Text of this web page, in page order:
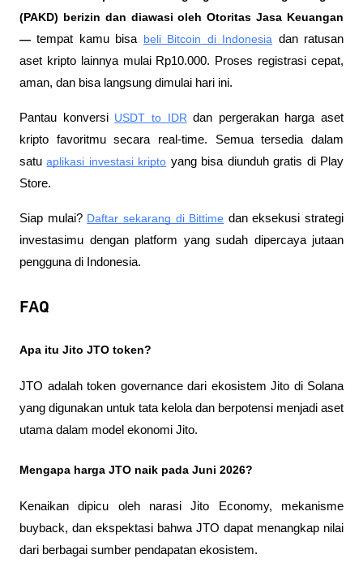
(PAKD) berizin dan diawasi oleh Otoritas Jasa Keuangan
— tempat kamu bisa beli Bitcoin di Indonesia dan ratusan
aset kripto lainnya mulai Rp10.000. Proses registrasi cepat,
aman, dan bisa langsung dimulai hari ini.
Pantau konversi USDT to IDR dan pergerakan harga aset
kripto favoritmu secara real-time. Semua tersedia dalam
satu aplikasi investasi kripto yang bisa diunduh gratis di Play
Store.
Siap mulai? Daftar sekarang di Bittime dan eksekusi strategi
investasimu dengan platform yang sudah dipercaya jutaan
pengguna di Indonesia.
FAQ
Apa itu Jito JTO token?
JTO adalah token governance dari ekosistem Jito di Solana
yang digunakan untuk tata kelola dan berpotensi menjadi aset
utama dalam model ekonomi Jito.
Mengapa harga JTO naik pada Juni 2026?
Kenaikan dipicu oleh narasi Jito Economy, mekanisme
buyback, dan ekspektasi bahwa JTO dapat menangkap nilai
dari berbagai sumber pendapatan ekosistem.